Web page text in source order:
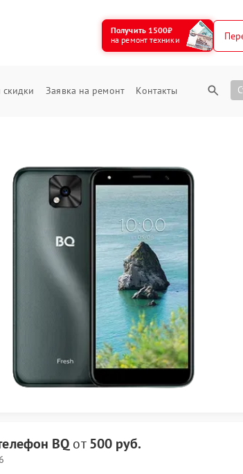
Получить 1500₽
на ремонт техники
Заявка на ремонт Контакты
BQ от500 руб.